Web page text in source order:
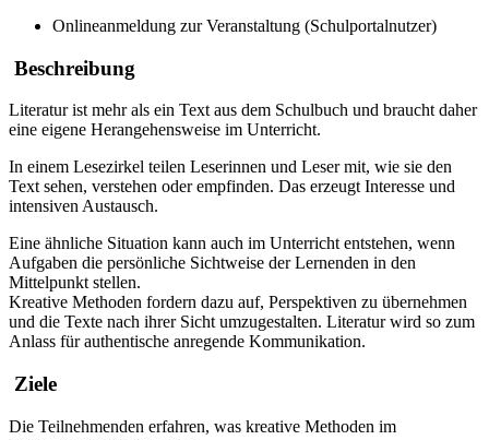
Onlineanmeldung zur Veranstaltung (Schulportalnutzer)
Beschreibung
Literatur ist mehr als ein Text aus dem Schulbuch und braucht daher
eine eigene Herangehensweise im Unterricht.
In einem Lesezirkel teilen Leserinnen und Leser mit, wie sie den
Text sehen, verstehen oder empfinden. Das erzeugt Interesse und
intensiven Austausch.
Eine ähnliche Situation kann auch im Unterricht entstehen, wenn
Aufgaben die persönliche Sichtweise der Lernenden in den
Mittelpunkt stellen.
Kreative Methoden fordern dazu auf, Perspektiven zu übernehmen
und die Texte nach ihrer Sicht umzugestalten. Literatur wird so zum
Anlass für authentische anregende Kommunikation.
Ziele
Die Teilnehmenden erfahren, was kreative Methoden im